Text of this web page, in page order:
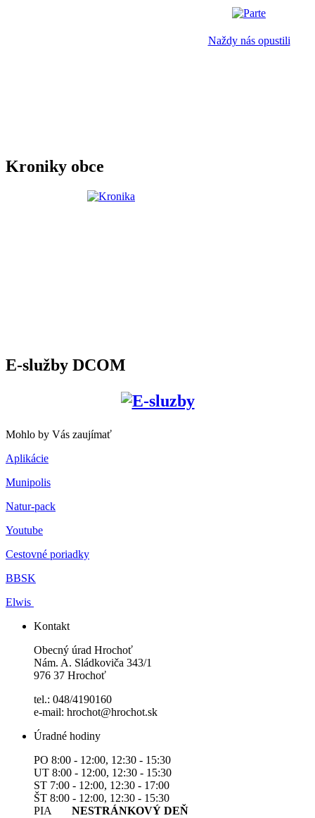
Naždy nás opustili
Kroniky obce
E-služby DCOM
Mohlo by Vás zaujímať
Aplikácie
Munipolis
Natur-pack
Youtube
Cestovné poriadky
BBSK
Elwis
Kontakt
Obecný úrad Hrochoť
Nám. A. Sládkoviča 343/1
976 37 Hrochoť
tel.: 048/4190160
e-mail: hrochot@hrochot.sk
Úradné hodiny
PO 8:00 - 12:00, 12:30 - 15:30
UT 8:00 - 12:00, 12:30 - 15:30
ST 7:00 - 12:00, 12:30 - 17:00
ŠT 8:00 - 12:00, 12:30 - 15:30
PIA NESTRÁNKOVÝ DEŇ